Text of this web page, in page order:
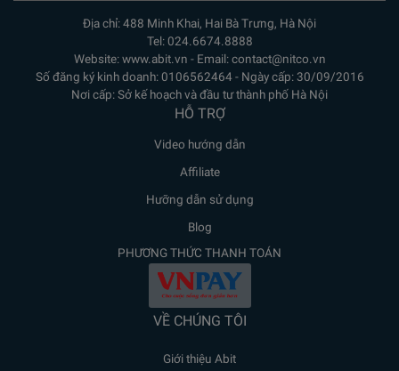
Địa chỉ: 488 Minh Khai, Hai Bà Trưng, Hà Nội
Tel: 024.6674.8888
Website: www.abit.vn - Email: contact@nitco.vn
Số đăng ký kinh doanh: 0106562464 - Ngày cấp: 30/09/2016
Nơi cấp: Sở kế hoạch và đầu tư thành phố Hà Nội
HỖ TRỢ
Video hướng dẫn
Affiliate
Hưỡng dẫn sử dụng
Blog
PHƯƠNG THỨC THANH TOÁN
VỀ CHÚNG TÔI
Giới thiệu Abit